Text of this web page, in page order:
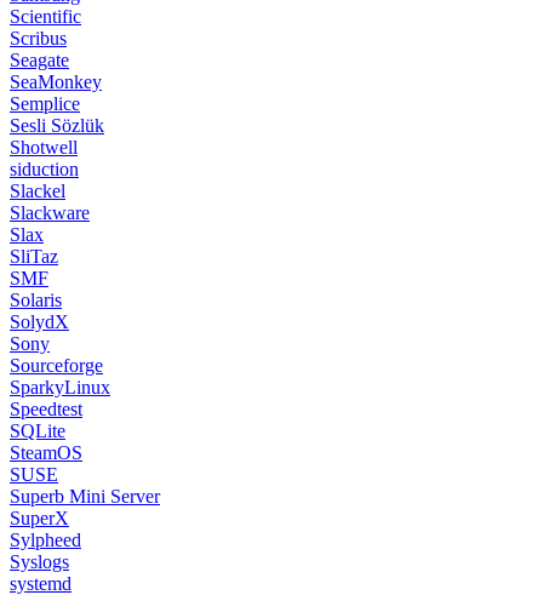
Scientific
Scribus
Seagate
SeaMonkey
Semplice
Sesli Sözlük
Shotwell
siduction
Slackel
Slackware
Slax
SliTaz
SMF
Solaris
SolydX
Sony
Sourceforge
SparkyLinux
Speedtest
SQLite
SteamOS
SUSE
Superb Mini Server
SuperX
Sylpheed
Syslogs
systemd